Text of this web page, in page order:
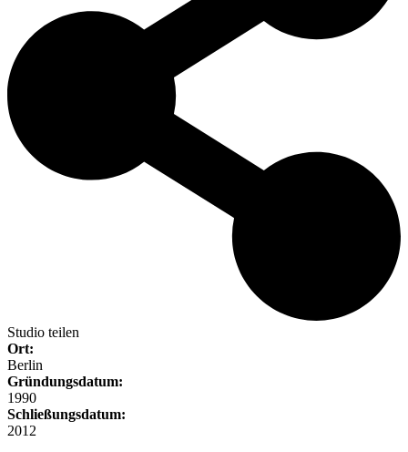
Studio teilen
Ort:
Berlin
Gründungsdatum:
1990
Schließungsdatum:
2012